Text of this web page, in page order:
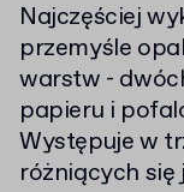
Najczęściej
przemyśle
warstw -
papieru i
Występuje w
różniących się